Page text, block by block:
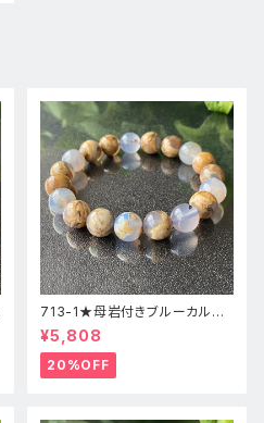
713-1★母岩付きブルーカルセ
ドニー【高品質】天然石ブレスレ
ットパワーストーン
¥5,808
20%OFF